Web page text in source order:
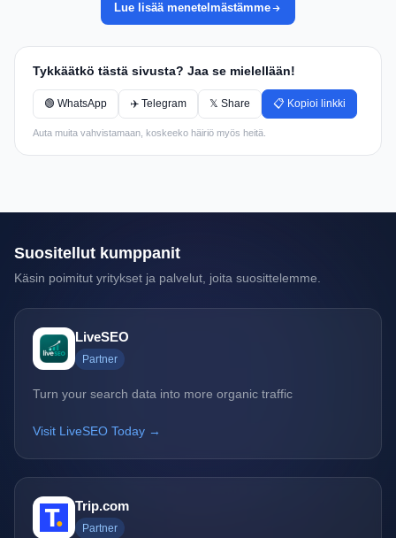
Lue lisää menetelmästämme
Tykkäätkö tästä sivusta? Jaa se mielellään!
🟢 WhatsApp ✈️ Telegram 𝕏 Share 📋 Kopioi linkki
Auta muita vahvistamaan, koskeeko häiriö myös heitä.
Suositellut kumppanit
Käsin poimitut yritykset ja palvelut, joita suosittelemme.
LiveSEO
Partner
Turn your search data into more organic traffic
Visit LiveSEO Today →
Trip.com
Partner